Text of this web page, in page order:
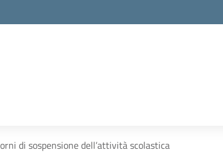
di sospensione dell’attività scolastica